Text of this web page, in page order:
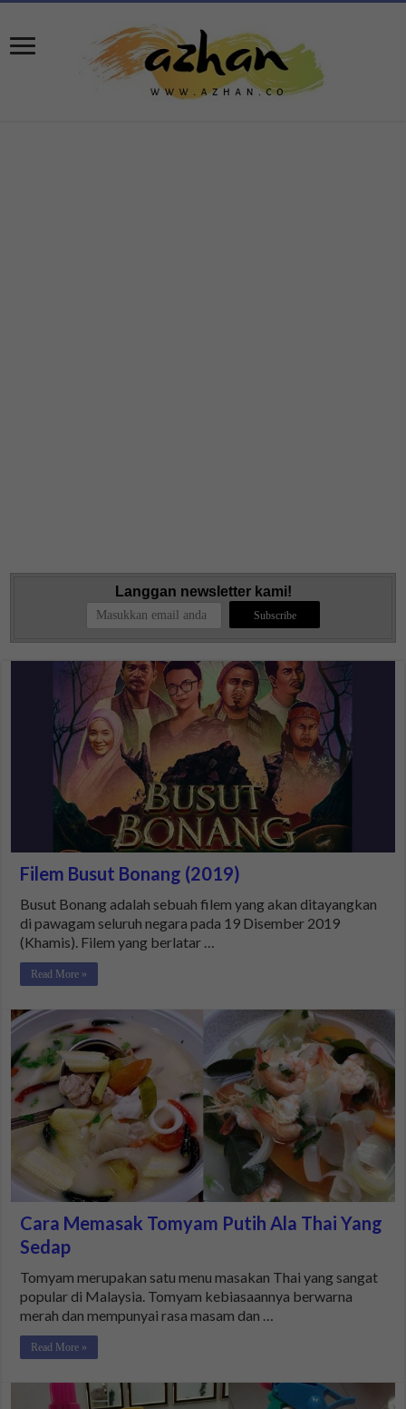
Langgan newsletter kami!
Filem Busut Bonang (2019)
Busut Bonang adalah sebuah filem yang akan ditayangkan
di pawagam seluruh negara pada 19 Disember 2019
(Khamis). Filem yang berlatar …
Read More »
Cara Memasak Tomyam Putih Ala Thai Yang
Sedap
Tomyam merupakan satu menu masakan Thai yang sangat
popular di Malaysia. Tomyam kebiasaannya berwarna
merah dan mempunyai rasa masam dan …
Read More »